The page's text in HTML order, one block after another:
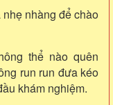
nhàng để chào
thể nào quên
run run đưa kéo
khám nghiệm.